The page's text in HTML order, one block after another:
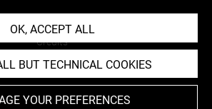
Cookies
Credits
: non compliant
OK, ACCEPT ALL
BUT TECHNICAL COOKIES
YOUR PREFERENCES